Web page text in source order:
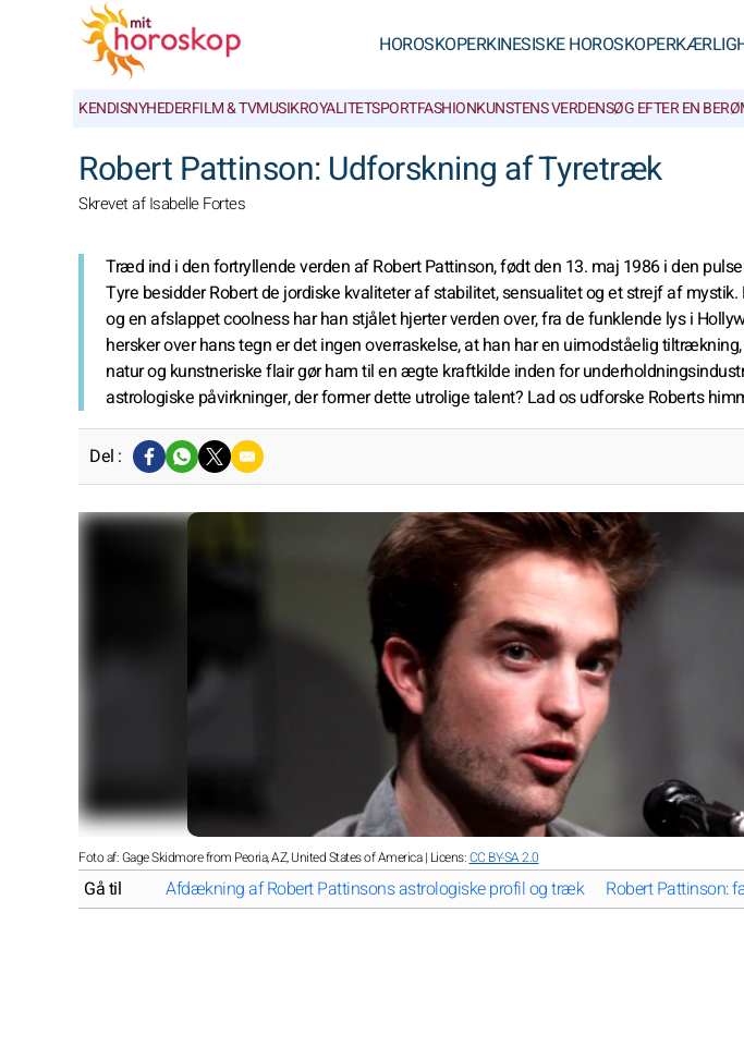
HOROSKOPERKINESISKE HOROSKOPER
KENDISNYHEDERFILM & TVMUSIKROYALITETSPORTFASHIONKUNSTENS VERDENSØG EFTER EN
Robert Pattinson: Udforskning af Tyretræk
Skrevet af Isabelle Fortes
Træd ind i den fortryllende verden af Robert Pattinson, født den 13. maj 1986 i den
Tyre besidder Robert de jordiske kvaliteter af stabilitet, sensualitet og et strejf af
og en afslappet coolness har han stjålet hjerter verden over, fra de funklende lys i
hersker over hans tegn er det ingen overraskelse, at han har en uimodståelig
natur og kunstneriske flair gør ham til en ægte kraftkilde inden for
astrologiske påvirkninger, der former dette utrolige talent? Lad os udforske Roberts
Del :
Foto af: Gage Skidmore from Peoria, AZ, United States of America | Licens:CC BY-SA 2.0
Gå til Afdækning af Robert Pattinsons astrologiske profil og træk Robert Pattinson: